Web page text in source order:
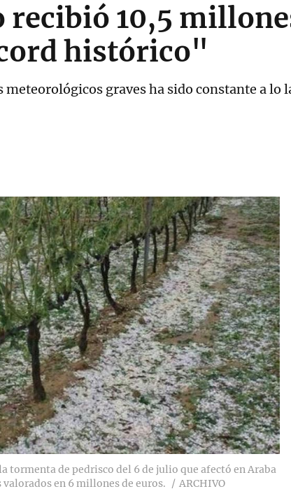
recibió 10,5
histórico"
graves ha sido constante a lo
tormenta de pedrisco del 6 de julio que afectó en Araba
valorados en 6 millones de euros.
ARCHIVO